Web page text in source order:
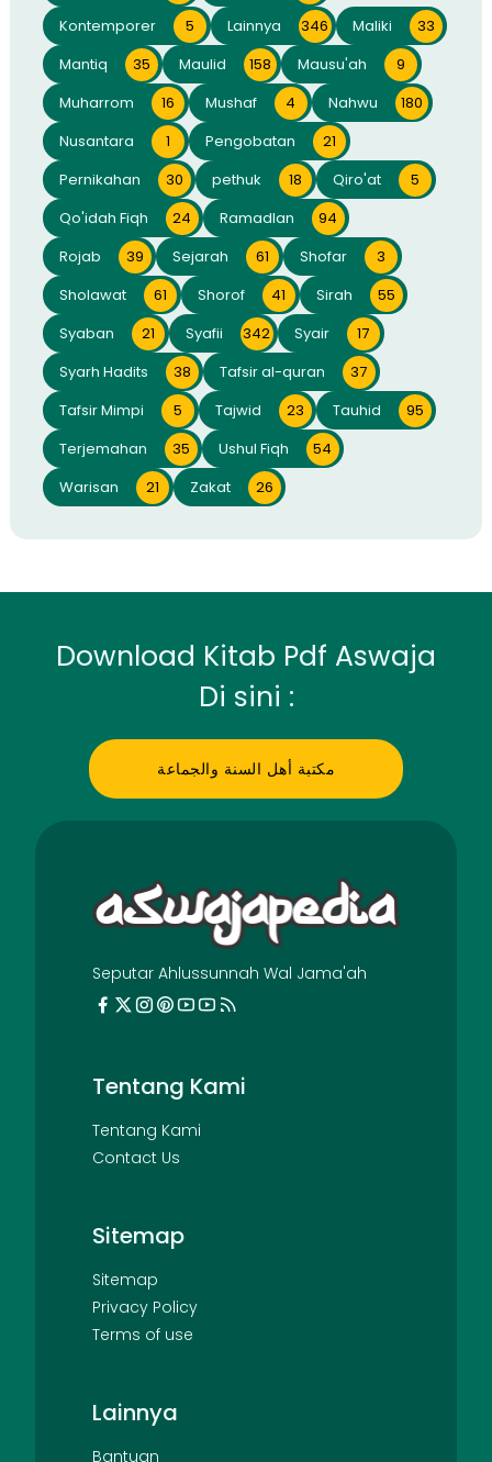
Kontemporer
5 Lainnya 346 Maliki
33
Mantiq
35 Maulid 158 Mausu'ah
9
Muharrom
16 Mushaf 4 Nahwu
180
Nusantara
1 Pengobatan
21
Pernikahan
30 pethuk 18 Qiro'at
5
Qo'idah Fiqh
24 Ramadlan
94
Rojab
39 Sejarah 61 Shofar
3
Sholawat
61 Shorof 41 Sirah
55
Syaban
21 Syafii 342 Syair
17
Syarh Hadits
38 Tafsir al-quran
37
Tafsir Mimpi
5 Tajwid 23 Tauhid
95
Terjemahan
35 Ushul Fiqh
54
Warisan
21 Zakat 26
Download Kitab Pdf Aswaja
Di sini :
مكتبة أهل السنة والجماعة
Seputar Ahlussunnah Wal Jama'ah
Tentang Kami
Tentang Kami
Contact Us
Sitemap
Sitemap
Privacy Policy
Terms of use
Lainnya
Bantuan